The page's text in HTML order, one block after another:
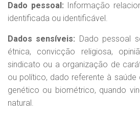
Dado pessoal: Informação
identificada ou identificável.
Dados sensíveis: Dado pessoal
étnica, convicção religiosa,
sindicato ou a organização de
ou político, dado referente à saúde
genético ou biométrico, quando
natural.